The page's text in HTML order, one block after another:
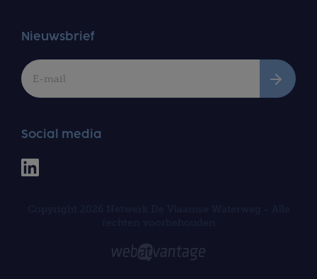
Nieuwsbrief
Social media
Linkedin
Netwerk